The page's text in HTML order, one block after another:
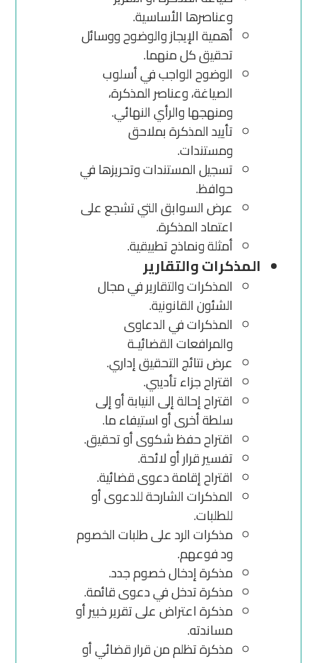
وعناصرها الأساسية.
أهمية الإيجاز والوضوح ووسائل
تحقيق كل منهما.
الوضوح الواجب في أسلوب
الصياغة، وعناصر المذكرة،
ومنهجها والرأي النهائي.
تأييد المذكرة بملاحق
ومستندات.
تسجيل المستندات وتحريزها في
حوافظ.
عرض السوابق التي تشجع على
اعتماد المذكرة.
أمثلة ونماذج تطبيقية.
المذكرات والتقارير
المذكرات والتقارير في مجال
الشئون القانونية.
المذكرات في الدعاوى
والمرافعات القضائيـة
عرض نتائج التحقيق إداري.
اقتراح جزاء تأديبي.
اقتراح إحالة إلى النيابة أو إلى
سلطة أخرى أو استيفاء ما.
اقتراح حفظ شكوى أو تحقيق.
تفسير قرار أو لائحة.
اقتراح إقامة دعوى قضائية.
المذكرات الشارحة للدعوى أو
للطلبات.
مذكرات الرد على طلبات الخصوم
ود فوعهم.
مذكرة إدخال خصوم جدد.
مذكرة تدخل في دعوى قائمة.
مذكرة اعتراض على تقرير خبير أو
مساندته.
مذكرة تظلم من قرار قضائي أو